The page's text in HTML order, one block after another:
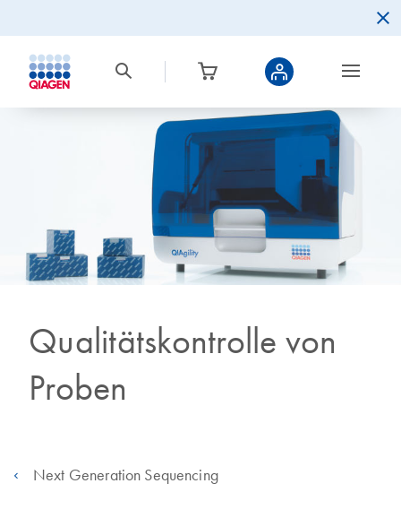
Qualitätskontrolle von
Proben
Next Generation Sequencing